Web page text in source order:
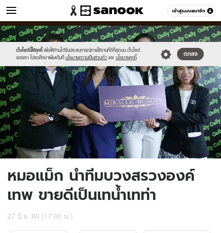
เข้าสู่ระบบสมาชิก
ข่าว หมวดอื่นๆ
เว็บไซต์นี้ใช้คุกกี้ เพื่อให้ท่านได้รับประสบการณ์การใช้งานที่ดีที่สุดบน เว็บไซต์
ของเรา โปรดศึกษาเพิ่มเติมที่ นโยบายความเป็นส่วนตัว และ นโยบายคุกกี้
ตกลง
Sanook
//s.isanook.com/sr/0/images/logo-
new-
sanook.png
600
60
//s.isanook.com/ns/0/ud/519/2599386/o.jpg
หมอแม็ก นำทีมบวงสรวงองค์
เทพ ขายดีเป็นเทน้ำเทท่า
27 มิ.ย. 60 (17:00 น.)